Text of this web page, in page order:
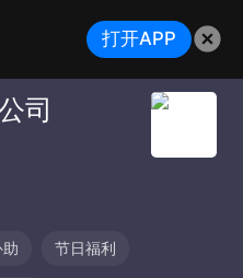
司
节日福利
打开APP